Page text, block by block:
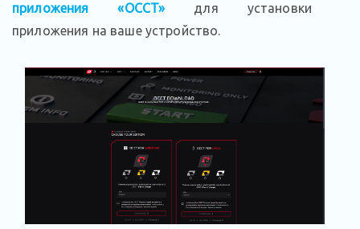
приложения «OCCT» для установки
приложения на ваше устройство.